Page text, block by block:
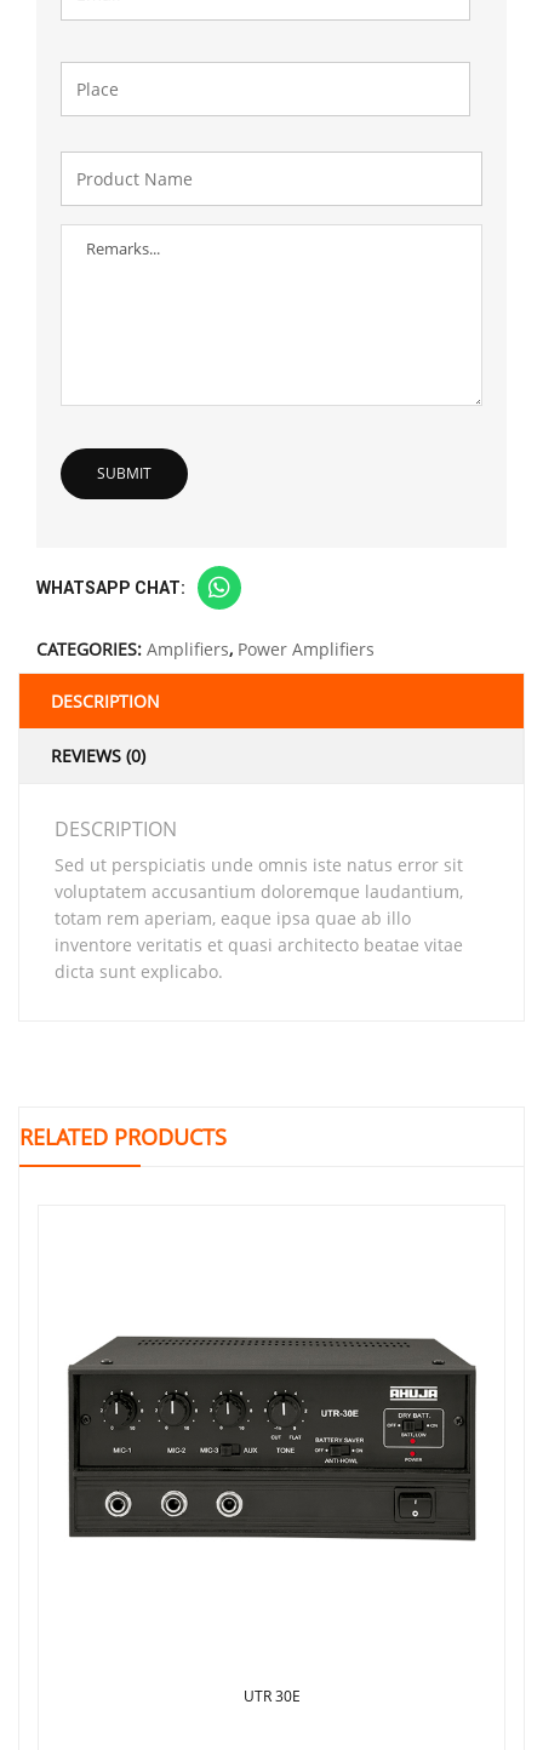
WHATSAPP CHAT:
CATEGORIES: Amplifiers, Power Amplifiers
DESCRIPTION
REVIEWS (0)
DESCRIPTION
Sed ut perspiciatis unde omnis iste natus error sit
voluptatem accusantium doloremque laudantium,
totam rem aperiam, eaque ipsa quae ab illo
inventore veritatis et quasi architecto beatae vitae
dicta sunt explicabo.
RELATED PRODUCTS
UTR 30E